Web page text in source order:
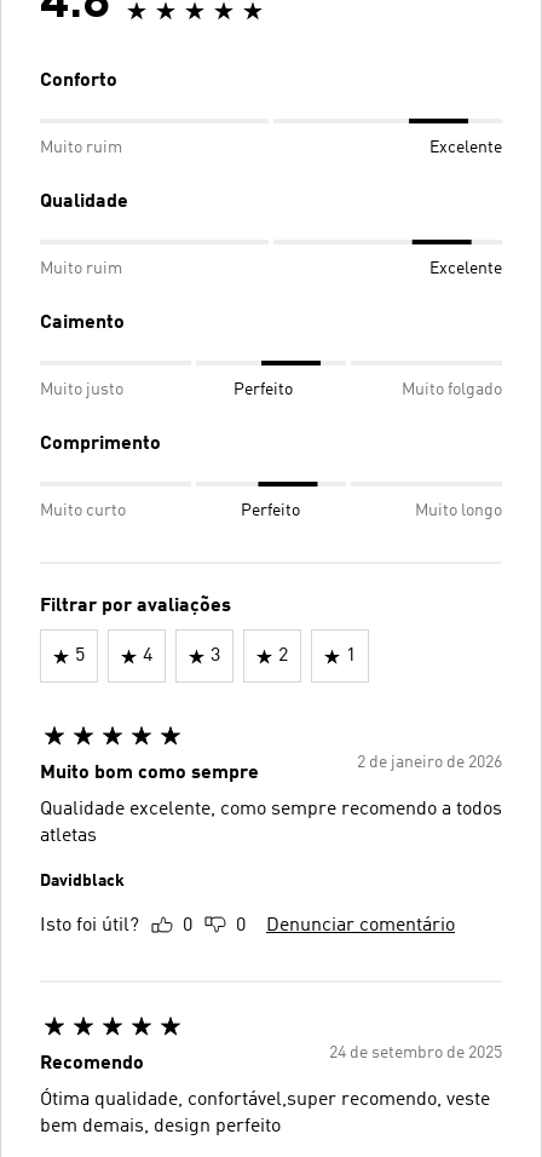
Conforto
Muito ruim Excelente
Qualidade
Muito ruim Excelente
Caimento
Muito justo Perfeito Muito folgado
Comprimento
Muito curto Perfeito Muito longo
Filtrar por avaliações
5 4 3 2 1
2 de janeiro de 2026
Muito bom como sempre
Qualidade excelente, como sempre recomendo a todos
atletas
Davidblack
Isto foi útil? 0 0 Denunciar comentário
24 de setembro de 2025
Recomendo
Ótima qualidade, confortável,super recomendo, veste
bem demais, design perfeito